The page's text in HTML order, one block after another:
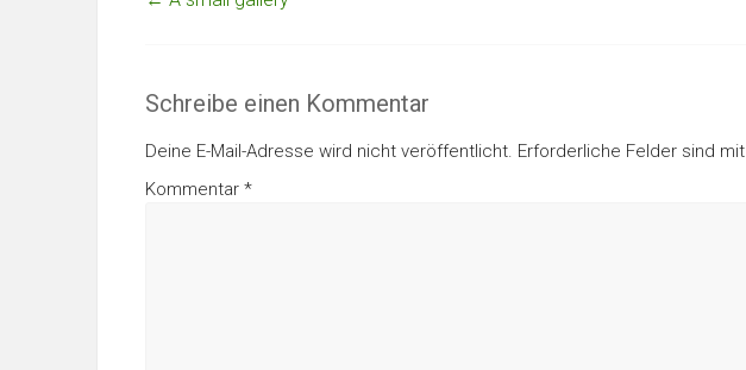
Schreibe einen Kommentar
Deine E-Mail-Adresse wird nicht veröffentlicht. Erforderliche Felder sind mit
Kommentar *